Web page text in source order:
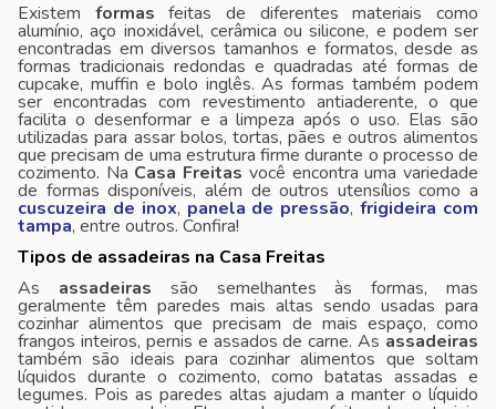
Existem formas feitas de diferentes materiais como
alumínio, aço inoxidável, cerâmica ou silicone, e podem ser
encontradas em diversos tamanhos e formatos, desde as
formas tradicionais redondas e quadradas até formas de
cupcake, muffin e bolo inglês. As formas também podem
ser encontradas com revestimento antiaderente, o que
facilita o desenformar e a limpeza após o uso. Elas são
utilizadas para assar bolos, tortas, pães e outros alimentos
que precisam de uma estrutura firme durante o processo de
cozimento. Na Casa Freitas você encontra uma variedade
de formas disponíveis, além de outros utensílios como a
cuscuzeira de inox, panela de pressão,frigideira com
tampa, entre outros. Confira!
Tipos de assadeiras na Casa Freitas
As assadeiras são semelhantes às formas, mas
geralmente têm paredes mais altas sendo usadas para
cozinhar alimentos que precisam de mais espaço, como
frangos inteiros, pernis e assados de carne. As assadeiras
também são ideais para cozinhar alimentos que soltam
líquidos durante o cozimento, como batatas assadas e
legumes. Pois as paredes altas ajudam a manter o líquido